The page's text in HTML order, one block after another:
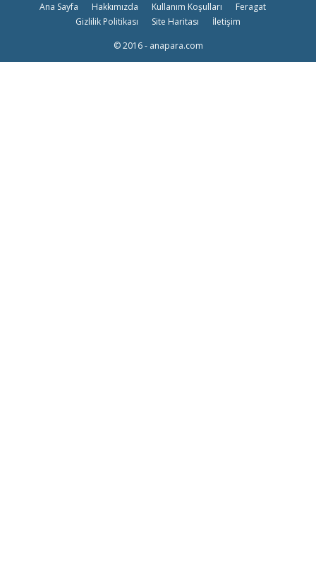
Ana Sayfa Hakkımızda Kullanım Koşulları
Feragat
Gizlilik Politikası
Site Haritası
İletişim
© 2016 - anapara.com